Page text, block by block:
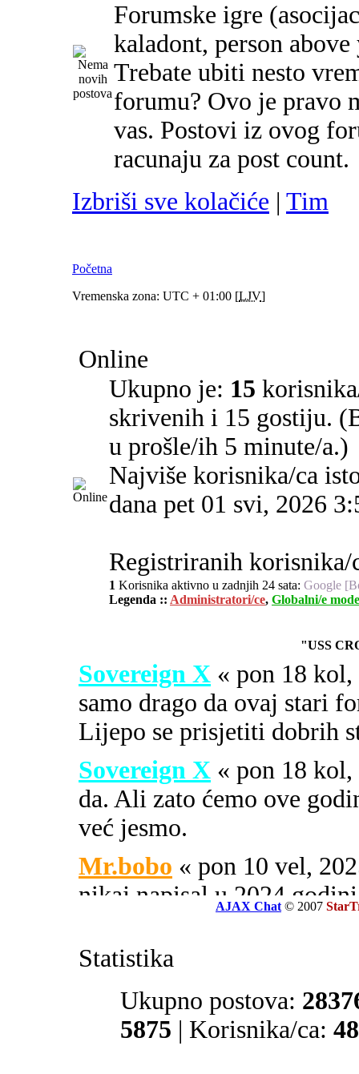
Forumske igre
kaladont, person
Trebate ubiti nesto
forumu? Ovo je pravo
vas. Postovi iz ovog
racunaju za post count.
Izbriši sve kolačiće | Tim
Početna
Vremenska zona: UTC + 01:00 [LJV]
Online
Ukupno je: 15
skrivenih i 15 gostiju.
u prošle/ih 5 minute/a.)
Najviše korisnika/ca
dana pet 01 svi, 2026
Registriranih korisnika/
1 Korisnika aktivno u zadnjih 24 sata: Google
Legenda :: Administratori/ce, Globalni/e
"USS
Sovereign X « pon 18
samo drago da ovaj stari
Lijepo se prisjetiti dobrih
Sovereign X « pon 18
da. Ali zato ćemo ove
već jesmo.
Mr.bobo « pon 10 vel,
nikaj napisal u 2024
SOA ili PIPA.
El Zvonko« uto 16 svi,
prate tajne službe sekcije
AJAX Chat © 2007
Statistika
Ukupno postova:
5875 | Korisnika/ca: